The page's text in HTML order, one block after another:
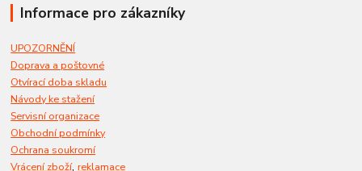
Informace pro zákazníky
UPOZORNĚNÍ
Doprava a poštovné
Otvírací doba skladu
Návody ke stažení
Servisní organizace
Obchodní podmínky
Ochrana soukromí
Vrácení zboží,reklamace